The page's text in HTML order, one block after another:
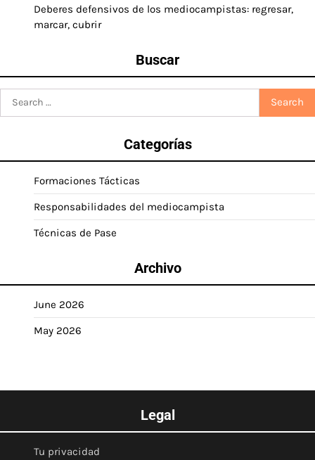
Deberes defensivos de los mediocampistas: regresar,
marcar, cubrir
Buscar
Categorías
Formaciones Tácticas
Responsabilidades del mediocampista
Técnicas de Pase
Archivo
June 2026
May 2026
Legal
Tu privacidad